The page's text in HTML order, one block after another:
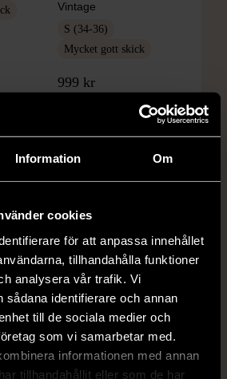
Information Om
cookies
för att anpassa innehållet
tillhandahålla funktioner
analysera vår trafik. Vi
sådana identifierare och annan
till de sociala medier och
som vi samarbetar med.
informationen med annan
tillhandahållit eller som de har
Vintage
S (34-36)
Mycket gott skick
999 kr
1/5
KUMKUM
KumKum Ring i
sterlingsilver med svarta
stenar